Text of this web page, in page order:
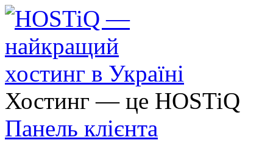
Хостинг — це HOSTiQ
Панель клієнта